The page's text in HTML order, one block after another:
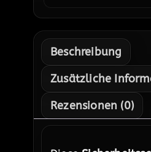
Beschreibung
Zusätzliche
Rezensionen (0)